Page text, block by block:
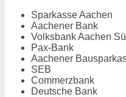
Sparkasse Aachen
Aachener Bank
Volksbank Aachen
Pax-Bank
Aachener
SEB
Commerzbank
Deutsche Bank